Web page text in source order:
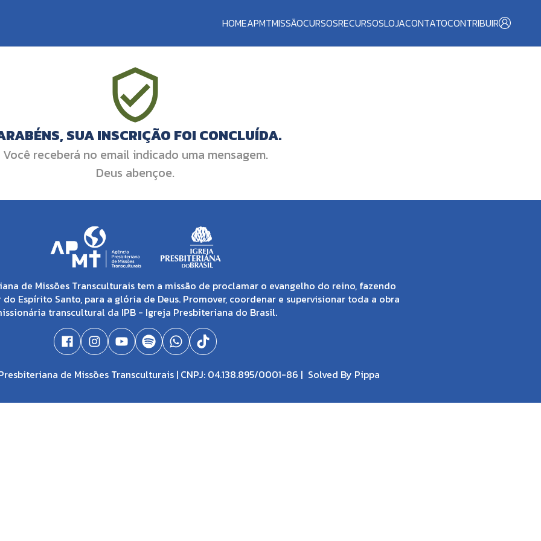
HOMEAPMTMISSÃOCURSOSRECURSOSLOJACONTATOCONTRIBUIR
SUA INSCRIÇÃO FOI CONCLUÍDA.
Você receberá no email indicado uma mensagem.
Deus abençoe.
de Missões Transculturais tem a missão de proclamar o evangelho do reino, fazendo
Espírito Santo, para a glória de Deus. Promover, coordenar e supervisionar toda a obra
transcultural da IPB - Igreja Presbiteriana do Brasil.
de Missões Transculturais | CNPJ: 04.138.895/0001-86 | Solved By Pippa